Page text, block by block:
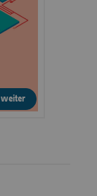
weiter